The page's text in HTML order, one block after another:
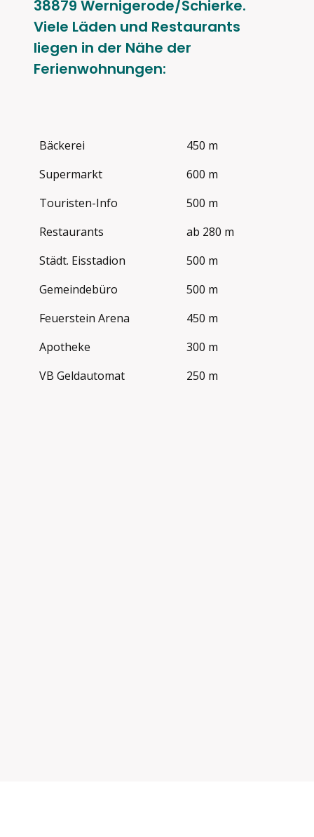
38879 Wernigerode/Schierke.
Viele Läden und Restaurants
liegen in der Nähe der
Ferienwohnungen:
Bäckerei
450 m
Supermarkt
600 m
Touristen-Info
500 m
Restaurants
ab 280 m
Städt. Eisstadion
500 m
Gemeindebüro
500 m
Feuerstein Arena
450 m
Apotheke
300 m
VB Geldautomat
250 m